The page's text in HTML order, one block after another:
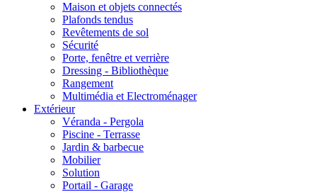
Maison et objets connectés
Plafonds tendus
Revêtements de sol
Sécurité
Porte, fenêtre et verrière
Dressing - Bibliothèque
Rangement
Multimédia et Electroménager
Extérieur
Véranda - Pergola
Piscine - Terrasse
Jardin & barbecue
Mobilier
Solution
Portail - Garage